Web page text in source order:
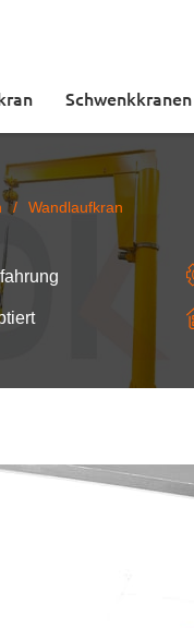
Schwenkkranen
/ Wandlaufkran